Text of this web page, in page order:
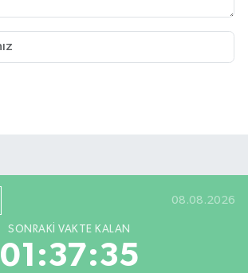
08.08.2026
SONRAKI VAKTE KALAN
01:37:34